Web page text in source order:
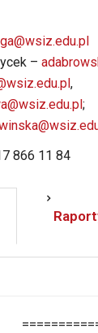
–
,
;
866 11 84